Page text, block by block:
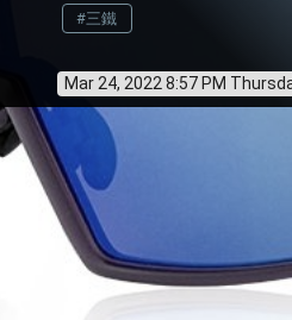
#三鐵
Mar 24, 2022 8:57 PM